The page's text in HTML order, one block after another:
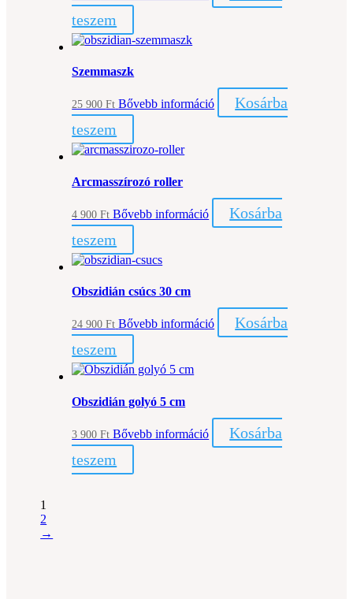
teszem
Szemmaszk
25 900Ft Bővebb információ
Kosárba
teszem
Arcmasszírozó roller
4 900Ft Bővebb információ
Kosárba
teszem
Obszidián csúcs 30 cm
24 900Ft Bővebb információ
Kosárba
teszem
Obszidián golyó 5 cm
3 900Ft Bővebb információ
Kosárba
teszem
1
2
→